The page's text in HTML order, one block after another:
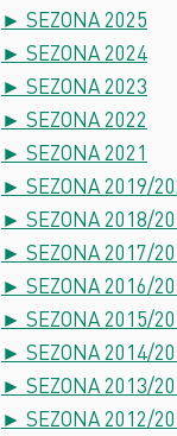
► SEZONA 2025
► SEZONA 2024
► SEZONA 2023
► SEZONA 2022
► SEZONA 2021
► SEZONA 2019/
► SEZONA 2018/
► SEZONA 2017/
► SEZONA 2016/
► SEZONA 2015/
► SEZONA 2014/
► SEZONA 2013/
► SEZONA 2012/